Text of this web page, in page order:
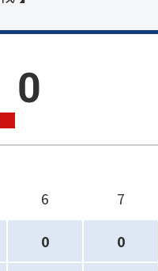
0
6 7
0 0